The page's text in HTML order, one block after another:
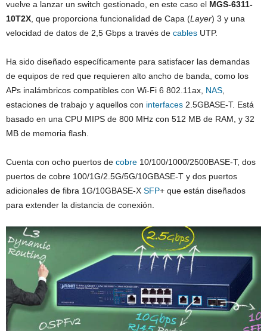
vuelve a lanzar un switch gestionado, en este caso el MGS-6311-
10T2X , que proporciona funcionalidad de Capa (Layer) 3 y una
velocidad de datos de 2,5 Gbps a través de cables UTP.
Ha sido diseñado específicamente para satisfacer las demandas
de equipos de red que requieren alto ancho de banda, como los
APs inalámbricos compatibles con Wi-Fi 6 802.11ax, NAS
estaciones de trabajo y aquellos con interfaces 2.5GBASE-T. Está
basado en una CPU MIPS de 800 MHz con 512 MB de RAM, y 32
MB de memoria flash.
Cuenta con ocho puertos de cobre 10/100/1000/2500BASE-T, dos
puertos de cobre 100/1G/2.5G/5G/10GBASE-T y dos puertos
adicionales de fibra 1G/10GBASE-X SFP+ que están diseñados
para extender la distancia de conexión.